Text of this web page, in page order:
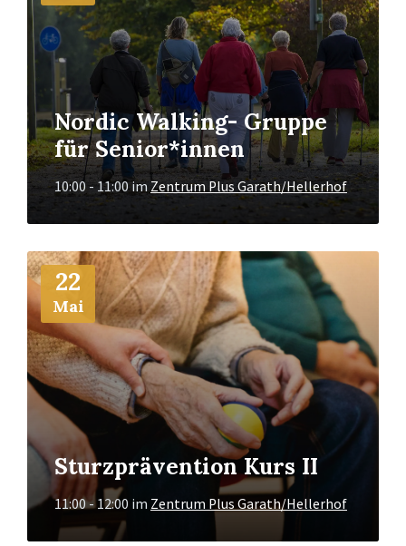
Nordic Walking- Gruppe
für Senior*innen
10:00 - 11:00imZentrum Plus Garath/Hellerhof
22
Mai
Sturzprävention Kurs II
11:00 - 12:00 im Zentrum Plus Garath/Hellerhof
Mehr
Info